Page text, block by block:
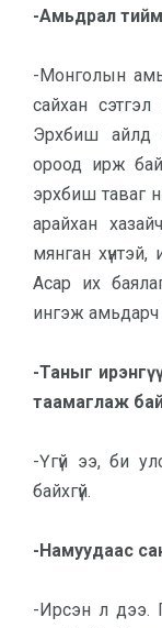
-Амьдрал тийм
-Монголын
сайхан
Эрхбиш айлд
ороод ирж
эрхбиш таваг
арайхан
мянган
Асар их
ингэж
-Таныг
таамаглаж
-Үгүй ээ, би
байхгүй.
-Намуудаас
-Ирсэн л дээ.